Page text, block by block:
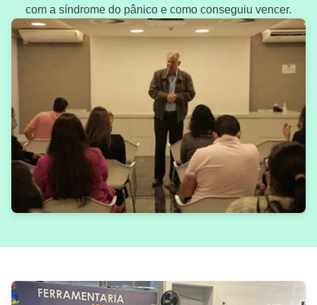
com a síndrome do pânico e como conseguiu vencer.